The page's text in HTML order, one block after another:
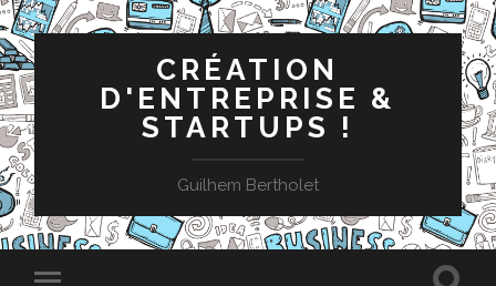
CRÉATION
D'ENTREPRISE &
STARTUPS !
Guilhem Bertholet